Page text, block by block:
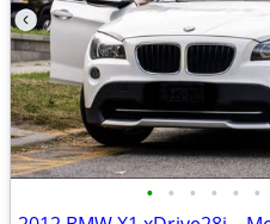
• • • • • •